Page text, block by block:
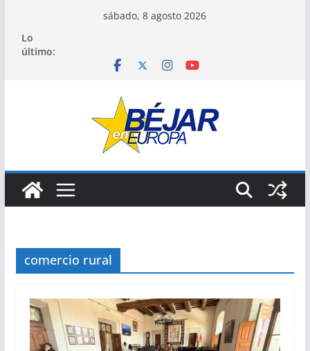
contenido
sábado, 8 agosto 2026
Lo
último:
comercio rural